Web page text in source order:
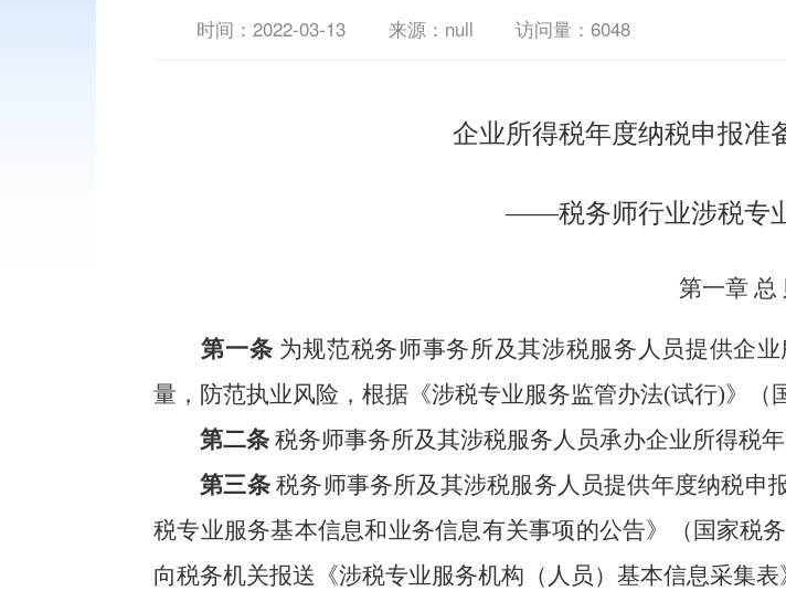
时间： 2022-03-13 来源：null 访问量：6048
企业所得税年度纳税申报准
——税务师行业涉税专
第一章 总
第一条 为规范税务师事务所及其涉税服务人员提供企
量，防范执业风险，根据《涉税专业服务监管办法(试行)》（
第二条 税务师事务所及其涉税服务人员承办企业所得税
第三条 税务师事务所及其涉税服务人员提供年度纳税申
税专业服务基本信息和业务信息有关事项的公告》（国家税
向税务机关报送《涉税专业服务机构（人员）基本信息采集表